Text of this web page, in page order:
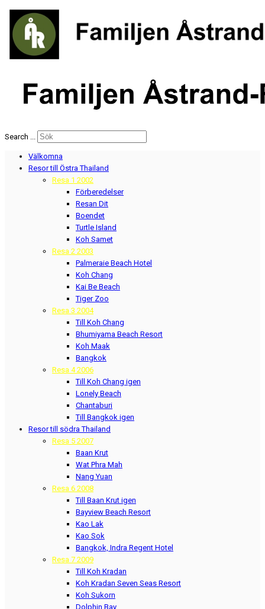
Search ...
Välkomna
Resor till Östra Thailand
Resa 1 2002
Förberedelser
Resan Dit
Boendet
Turtle Island
Koh Samet
Resa 2 2003
Palmeraie Beach Hotel
Koh Chang
Kai Be Beach
Tiger Zoo
Resa 3 2004
Till Koh Chang
Bhumiyama Beach Resort
Koh Maak
Bangkok
Resa 4 2006
Till Koh Chang igen
Lonely Beach
Chantaburi
Till Bangkok igen
Resor till södra Thailand
Resa 5 2007
Baan Krut
Wat Phra Mah
Nang Yuan
Resa 6 2008
Till Baan Krut igen
Bayview Beach Resort
Kao Lak
Kao Sok
Bangkok, Indra Regent Hotel
Resa 7 2009
Till Koh Kradan
Koh Kradan Seven Seas Resort
Koh Sukorn
Dolphin Bay